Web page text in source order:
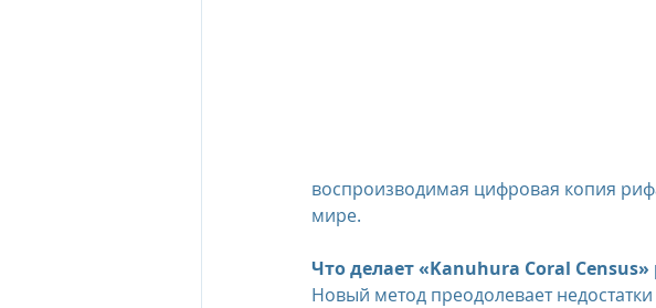
воспроизводимая цифровая копия
мире.
Что делает «Kanuhura Coral
Новый метод преодолевает